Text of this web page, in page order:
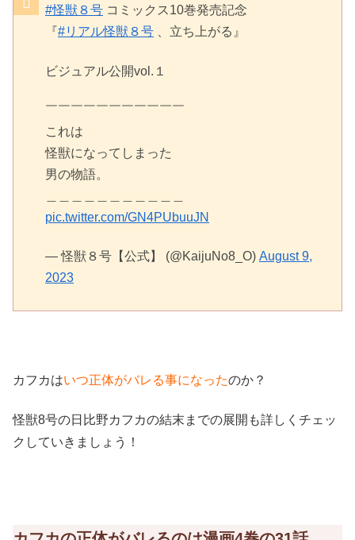
#怪獣８号 コミックス10巻発売記念
『#リアル怪獣８号 、立ち上がる』
ビジュアル公開vol.１
￣￣￣￣￣￣￣￣￣￣￣
これは
怪獣になってしまった
男の物語。
pic.twitter.com/GN4PUbuuJN
— 怪獣８号【公式】 (@KaijuNo8_O) August 9,
2023
カフカはいつ正体がバレる事になったのか？
怪獣8号の日比野カフカの結末までの展開も詳しくチェッ
クしていきましょう！